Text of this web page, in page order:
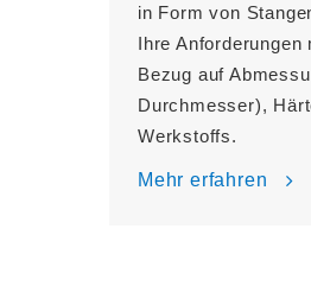
in Form von
Ihre
Bezug auf
Durchmesser),
Werkstoffs.
Mehr erfahren